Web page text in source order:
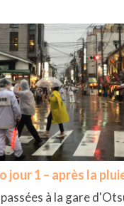
jour 1 – après la
à la gare